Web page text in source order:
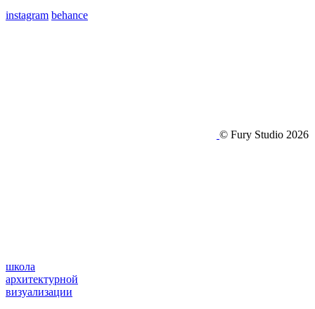
instagram behance
© Fury Studio 2026
школа
архитектурной
визуализации